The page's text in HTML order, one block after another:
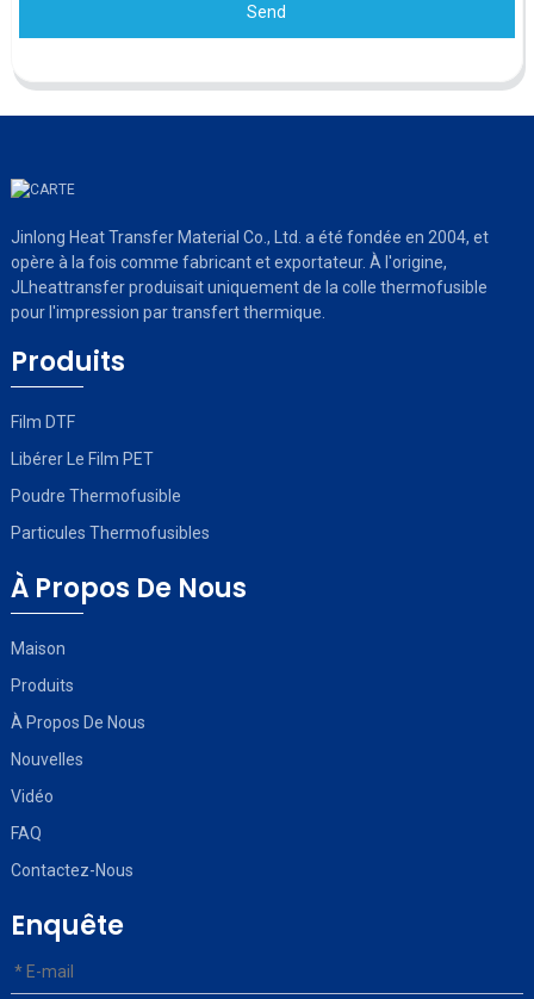
Send
Jinlong Heat Transfer Material Co., Ltd. a été fondée en 2004, et
opère à la fois comme fabricant et exportateur. À l'origine,
JLheattransfer produisait uniquement de la colle thermofusible
pour l'impression par transfert thermique.
Produits
Film DTF
Libérer Le Film PET
Poudre Thermofusible
Particules Thermofusibles
À Propos De Nous
Maison
Produits
À Propos De Nous
Nouvelles
Vidéo
FAQ
Contactez-Nous
Enquête